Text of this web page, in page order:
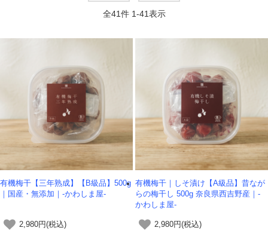
全41件 1-41表示
有機梅干【三年熟成】【B級品】500g
｜国産・無添加｜-かわしま屋-
2,980円(税込)
有機梅干｜しそ漬け【A級品】昔なが
らの梅干し 500g 奈良県西吉野産｜-
かわしま屋-
2,980円(税込)